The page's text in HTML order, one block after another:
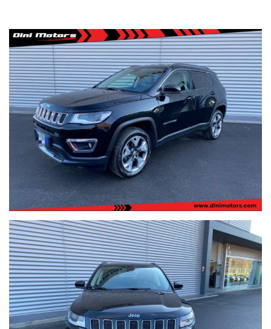
Autovettura in pronta consegna visionabile presso la nostra sede
di Sant'angelo in vado (PU)
Dini Motors è sinonimo di garanzia: siamo al vostro servizio dal
1960.
I nostri usati sono rigorosamente controllati e igienizzati prima
della consegna, sono coperti da garanzia di conformità europea
per 12 mesi, usufruibile su tutto il territorio Italiano, estendibile
fino 60 mesi (5 ANNI) con garanzie convenzionali ulteriori.
Ritiriamo o acquistiamo il tuo usato, per richiesta valutazione
descrivere la permuta con marca/modello/km/anno/condizioni
esterne/interne/meccaniche ed allegare delle foto evidenziando
eventuali difetti/lavori da eseguire.
Possibilità di pagamento con finanziamento o leasing in comode
rate personalizzabili, da valutare in sede poichè il calcolatore
automatico del sito è puramente indicativo.
Formule finanziarie con valore futuro garantito anche per i nostri
veicoli usati dove potrai decidere se tenerla o restituirla dopo
2/3/4 anni di rateizzazione.
Per gli interessati è gradito contatto telefonico allo 0722810139.